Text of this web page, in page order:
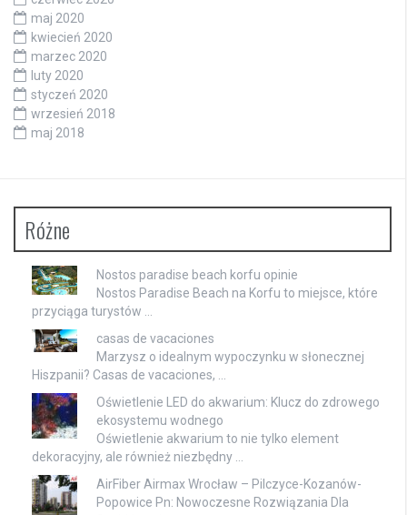
maj 2020
kwiecień 2020
marzec 2020
luty 2020
styczeń 2020
wrzesień 2018
maj 2018
Różne
Nostos paradise beach korfu opinie
Nostos Paradise Beach na Korfu to miejsce, które
przyciąga turystów …
casas de vacaciones
Marzysz o idealnym wypoczynku w słonecznej
Hiszpanii? Casas de vacaciones, …
Oświetlenie LED do akwarium: Klucz do zdrowego
ekosystemu wodnego
Oświetlenie akwarium to nie tylko element
dekoracyjny, ale również niezbędny …
AirFiber Airmax Wrocław – Pilczyce-Kozanów-
Popowice Pn: Nowoczesne Rozwiązania Dla